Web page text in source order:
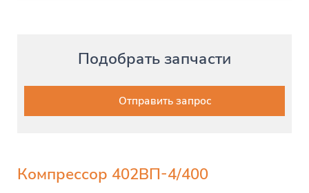
Подобрать запчасти
Отправить запрос
Компрессор 402ВП-4/400